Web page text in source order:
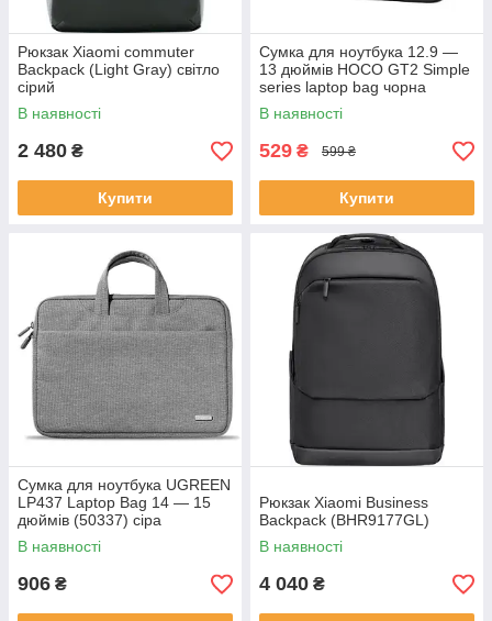
Рюкзак Xiaomi commuter
Backpack (Light Gray) світло
сірий
В наявності
2 480 ₴
Купити
Сумка для ноутбука 12.9 —
13 дюймів HOCO GT2 Simple
series laptop bag чорна
В наявності
529 ₴ 599 ₴
Купити
Сумка для ноутбука UGREEN
LP437 Laptop Bag 14 — 15
дюймів (50337) сіра
В наявності
906 ₴
Рюкзак Xiaomi Business
Backpack (BHR9177GL)
В наявності
4 040 ₴